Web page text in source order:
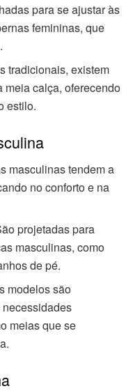
para se ajustar às
femininas, que
tradicionais, existem
meia calça, oferecendo
estilo.
masculinas tendem a
no conforto e na
projetadas para
masculinas, como
de pé.
modelos são
meias que se